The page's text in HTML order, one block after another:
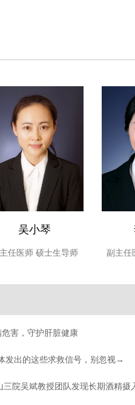
查和随访体系，以及形成酒
的成绩，积累了大量的病例数
成果。在吴斌教授和郭云蔚
深圳，斗门等城市举办了6场
吴小琴
任医师 硕士生导师 副主任
害，守护肝脏健康
发出的这些求救信号，别忽视→